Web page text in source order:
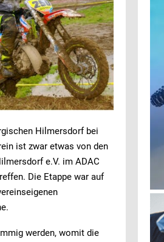
Hilmersdorf bei
ist zwar etwas von den
e.V. im ADAC
Die Etappe war auf
werden, womit die